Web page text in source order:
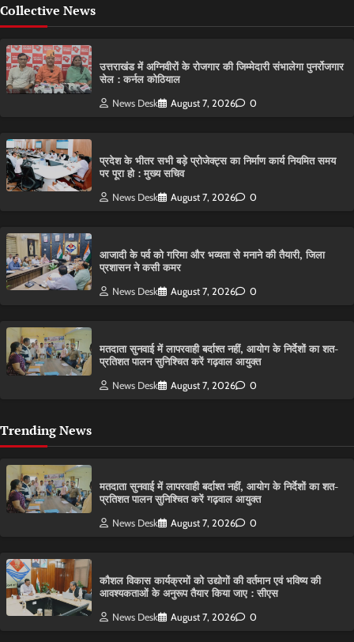
Collective News
उत्तराखंड में अग्निवीरों के रोजगार की जिम्मेदारी संभालेगा पुनर्रोजगार
सेल : कर्नल कोठियाल
News Desk August 7, 2026 0
प्रदेश के भीतर सभी बड़े प्रोजेक्ट्स का निर्माण कार्य नियमित समय
पर पूरा हो : मुख्य सचिव
News Desk August 7, 2026 0
आजादी के पर्व को गरिमा और भव्यता से मनाने की तैयारी, जिला
प्रशासन ने कसी कमर
News Desk August 7, 2026 0
मतदाता सुनवाई में लापरवाही बर्दाश्त नहीं, आयोग के निर्देशों का शत-
प्रतिशत पालन सुनिश्चित करें गढ़वाल आयुक्त
News Desk August 7, 2026 0
Trending News
मतदाता सुनवाई में लापरवाही बर्दाश्त नहीं, आयोग के निर्देशों का शत-
प्रतिशत पालन सुनिश्चित करें गढ़वाल आयुक्त
News Desk August 7, 2026 0
कौशल विकास कार्यक्रमों को उद्योगों की वर्तमान एवं भविष्य की
आवश्यकताओं के अनुरूप तैयार किया जाए : सीएस
News Desk August 7, 2026 0